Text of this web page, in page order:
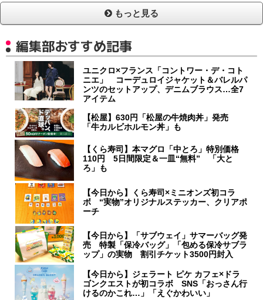
もっと見る
編集部おすすめ記事
ユニクロ×フランス「コントワー・デ・コト
ニエ」 コーデュロイジャケット＆バレルパ
ンツのセットアップ、デニムブラウス…全7
アイテム
【松屋】630円「松屋の牛焼肉丼」発売
「牛カルビホルモン丼」も
【くら寿司】本マグロ「中とろ」特別価格
110円 5日間限定＆一皿“無料” 「大と
ろ」も
【今日から】くら寿司×ミニオンズ初コラ
ボ “実物”オリジナルステッカー、クリアポ
ーチ
【今日から】「サブウェイ」サマーバッグ発
売 特製「保冷バッグ」「包める保冷サブラ
ップ」の実物 割引チケット3500円封入
【今日から】ジェラート ピケ カフェ×ドラ
ゴンクエストが初コラボ SNS「おっさん行
けるのかこれ…」「えぐかわいい」